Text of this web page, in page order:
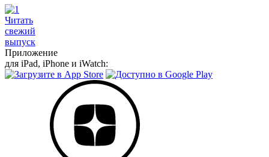
Читать
свежий
выпуск
Приложение
для iPad, iPhone и iWatch: